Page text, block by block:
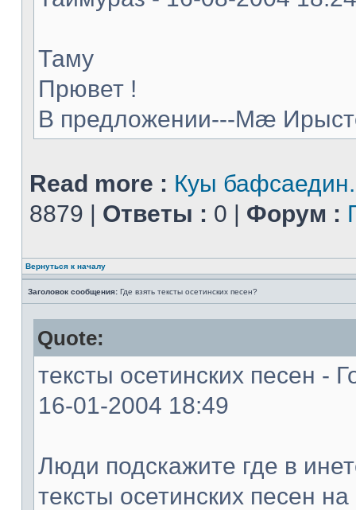
Таму
Прювет !
В предложении---Мæ
Read more : Куы
8879 | Ответы : 0 | Форум :
Вернуться к началу
Заголовок сообщения: Где взять тексты осетинских песен?
Quote:
тексты осетинских песен -
16-01-2004 18:49
Люди подскажите где в
тексты осетинских песен